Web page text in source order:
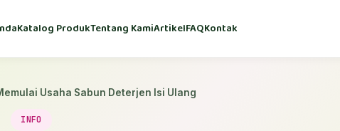
Katalog ProdukTentang KamiArtikelFAQKontak
Usaha Sabun Deterjen Isi Ulang
INFO